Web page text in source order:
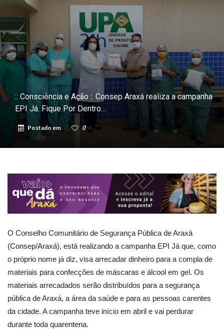
:: Consciência e Ação :: Consep Araxá realiza a campanha
EPI Já. Fique Por Dentro…
Postado em 0
O Conselho Comunitário de Segurança Pública de Araxá
(Consep/Araxá), está realizando a campanha EPI Já que, como
o próprio nome já diz, visa arrecadar dinheiro para a compla de
materiais para confecções de máscaras e álcool em gel. Os
materiais arrecadados serão distribuídos para a segurança
pública de Araxá, a área da saúde e para as pessoas carentes
da cidade. A campanha teve início em abril e vai perdurar
durante toda quarentena.